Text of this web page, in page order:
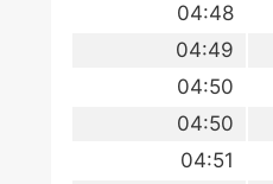
04:48
04:49
04:50
04:50
04:51